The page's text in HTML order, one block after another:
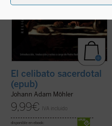
El celibato sacerdotal
(epub)
Johann Adam Möhler
9,99€ IVA incluido
disponible en ebook: